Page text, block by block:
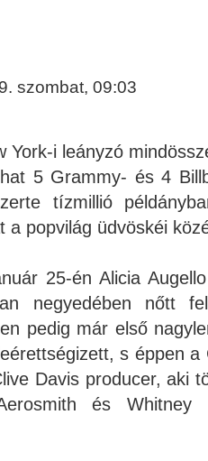
szombat, 09:03
York-i leányzó
5 Grammy- és 4
tízmillió
a popvilág üdvöskéi
25-én Alicia
negyedében nőtt
pedig már első
s éppen
Davis producer, aki
és Whitney